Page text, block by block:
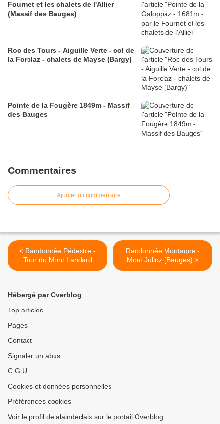
Fournet et les chalets de l'Allier
(Massif des Bauges)
Roc des Tours - Aiguille Verte - col de
la Forclaz - chalets de Mayse (Bargy)
Pointe de la Fougère 1849m - Massif
des Bauges
Commentaires
Ajouter un commentaire
< Randonnée Pédestre -
Tour du Mont Landard
(Avant-Pays Savoyard)
Randonnée Montagne -
Mont Julioz (Bauges) >
Hébergé par Overblog
Top articles
Pages
Contact
Signaler un abus
C.G.U.
Cookies et données personnelles
Préférences cookies
Voir le profil de alaindeclaix sur le portail Overblog